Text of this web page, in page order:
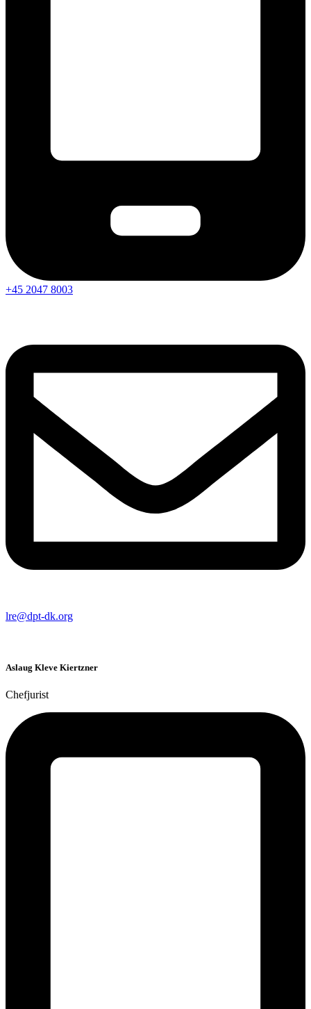
+45 2047 8003
lre@dpt-dk.org
Aslaug Kleve Kiertzner
Chefjurist